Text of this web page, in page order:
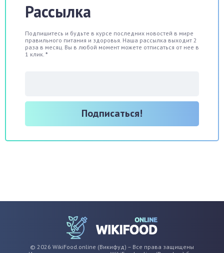
Рассылка
Подпишитесь и будьте в курсе последних новостей в мире
правильного питания и здоровья. Наша рассылка выходит 2
раза в месяц. Вы в любой момент можете отписаться от нее в
1 клик. *
© 2026 WikiFood.online (Викифуд) – Все права защищены